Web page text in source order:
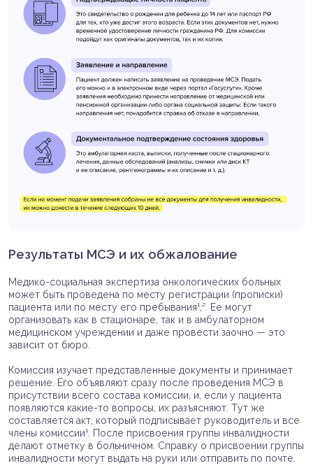
Результаты МСЭ и их обжалование
Медико-социальная экспертиза онкологических больных
может быть проведена по месту регистрации (прописки)
пациента или по месту его пребывания¹,². Ее могут
организовать как в стационаре, так и в амбулаторном
медицинском учреждении и даже провести заочно — это
зависит от бюро.
Комиссия изучает представленные документы и принимает
решение. Его объявляют сразу после проведения МСЭ в
присутствии всего состава комиссии, и, если у пациента
появляются какие-то вопросы, их разъясняют. Тут же
составляется акт, который подписывает руководитель и все
члены комиссии¹. После присвоения группы инвалидности
делают отметку в больничном. Справку о присвоении группы
инвалидности могут выдать на руки или отправить по почте.